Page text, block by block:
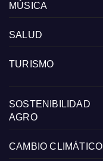
MÚSICA
SALUD
TURISMO
SOSTENIBILIDAD
AGRO
CAMBIO CLIMÁTICO